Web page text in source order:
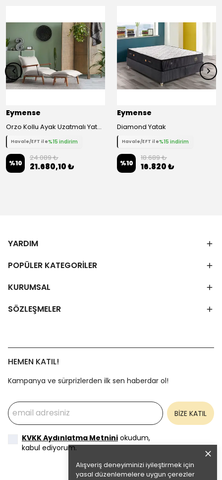
Alışveriş deneyiminizi iyileştirmek için
yasal düzenlemelere uygun çerezler
Eymense
Orzo Kollu Ayak Uzatmalı Yataklı Berjer - Beyaz
Havale/EFT ile%15 indirim
%10
24.089 ₺
21.680,10 ₺
Eymense
Diamond Yatak
Havale/EFT ile%15 indirim
%10
18.689 ₺
16.820 ₺
YARDIM
POPÜLER KATEGORİLER
KURUMSAL
SÖZLEŞMELER
HEMEN KATIL!
Kampanya ve sürprizlerden ilk sen haberdar ol!
BİZE KATIL
KVKK Aydınlatma Metnini okudum,
kabul ediyorum.